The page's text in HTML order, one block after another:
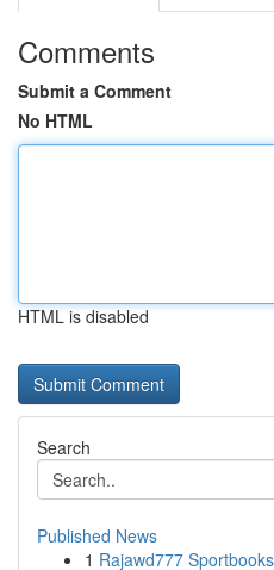
Comments
Submit a Comment
No HTML
HTML is disabled
Search
Published News
1 Rajawd777